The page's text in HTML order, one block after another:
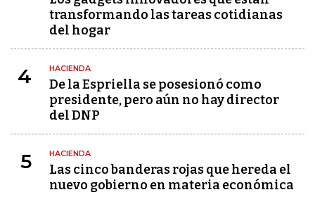
transformando las tareas cotidianas
del hogar
4 HACIENDA
De la Espriella se posesionó como
presidente, pero aún no hay director
del DNP
5 HACIENDA
Las cinco banderas rojas que hereda el
nuevo gobierno en materia económica